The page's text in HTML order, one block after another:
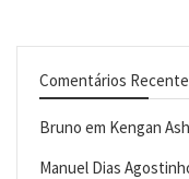
Comentários
Bruno em Kengan
Manuel Dias